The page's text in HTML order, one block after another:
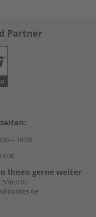
Partner
– 18:00
Ihnen gerne weiter
5163102